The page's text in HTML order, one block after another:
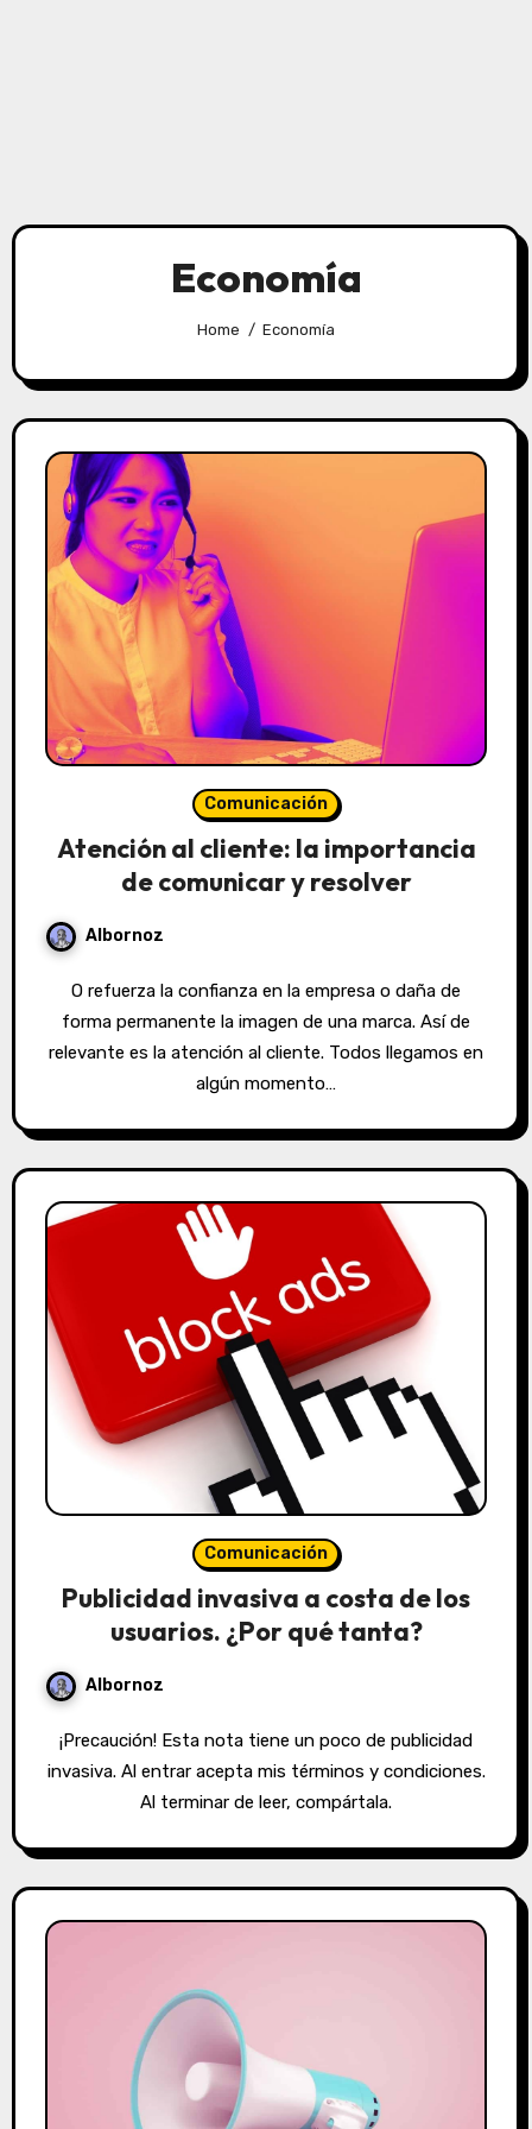
Economía
Home Economía
Comunicación
Atención al cliente: la importancia
de comunicar y resolver
Albornoz
O refuerza la confianza en la empresa o daña de
forma permanente la imagen de una marca. Así de
relevante es la atención al cliente. Todos llegamos en
algún momento…
Comunicación
Publicidad invasiva a costa de los
usuarios. ¿Por qué tanta?
Albornoz
¡Precaución! Esta nota tiene un poco de publicidad
invasiva. Al entrar acepta mis términos y condiciones.
Al terminar de leer, compártala.